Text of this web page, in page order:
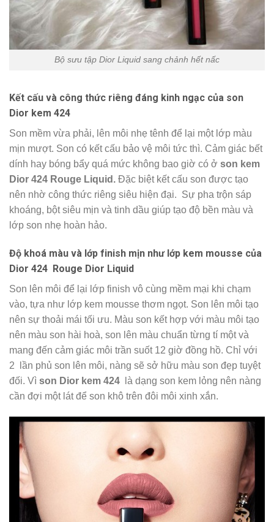
Bộ sưu tập Dior Liquid sang chảnh hết nấc
Kết cấu và công thức riêng đáng kinh ngạc của son
Dior kem 424
Son mềm vừa phải, lên môi nhẹ tênh để lại một lớp màu
mịn mượt. Son có kết cấu bảo vệ môi tức thì. Cảm giác bết
dính hay bóng bẩy quá mức không bao giờ có ở son kem
Dior 424 Rouge Liquid. Đặc biệt kết cấu son được tạo
nên nhờ công thức riêng siêu hiện đại. Sự pha trộn sáp
khoáng, bột siêu mịn và tinh dầu giúp tạo độ bền màu và
lớp son nhẹ hoàn hảo.
Độ khoá màu và lớp finish mịn như lớp kem mousse của
Dior 424 Rouge Dior Liquid
Son lên môi để lại lớp finish vô cùng mềm mại khi chạm
vào, tựa như lớp kem mousse thơm ngọt. Son lên môi tạo
nên sự thoải mái tối ưu. Màu son kết hợp với màu môi tạo
nên màu son hài hoà, son lên màu chuẩn từng tí một và
mang đến cảm giác môi trần suốt 12 giờ đồng hồ. Chỉ với
2 lần phủ son lên môi, nàng sẽ sở hữu màu son đẹp tuyệt
đối. Vì son Dior kem 424
là dạng son kem lỏng nên nàng
cần đợi một lát để son khô trên đôi môi xinh xắn.